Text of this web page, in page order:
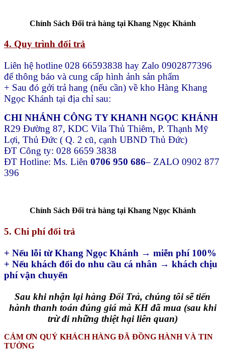
Chính Sách Đổi trả hàng tại Khang Ngọc Khánh
4. Quy trình đổi trả
Liên hệ hotline 028 66593838 hay Zalo 0902877396
để thông báo và cung cấp hình ảnh sản phẩm
+ Sau đó gởi trả hang (nếu cần) về kho Hàng Khang
Ngọc Khánh tại địa chỉ sau:
CHI NHÁNH CÔNG TY KHANH NGỌC KHÁNH
R29 Đường 87, KDC Vila Thủ Thiêm, P. Thạnh Mỹ
Lợi, Thủ Đức ( Q. 2 cũ, cạnh UBND Thủ Đức)
ĐT Công ty: 028 6659 3838
ĐT Hotline: Ms. Liên 0706 950 686– ZALO 0902 877
396
Chính Sách Đổi trả hàng tại Khang Ngọc Khánh
5. Chi phí đổi trả
+ Nếu lỗi từ Khang Ngọc Khánh → miễn phí 100%
+ Nếu khách đổi do nhu cầu cá nhân → khách chịu
phí vận chuyển
Sau khi nhận lại hàng Đổi Trả, chúng tôi sẽ tiến
hành thanh toán đúng giá mà KH đã mua (sau khi
trừ đi những thiệt hại liên quan)
CẢM ƠN QUÝ KHÁCH HÀNG ĐÃ ĐỒNG HÀNH VÀ TIN
TƯỞNG